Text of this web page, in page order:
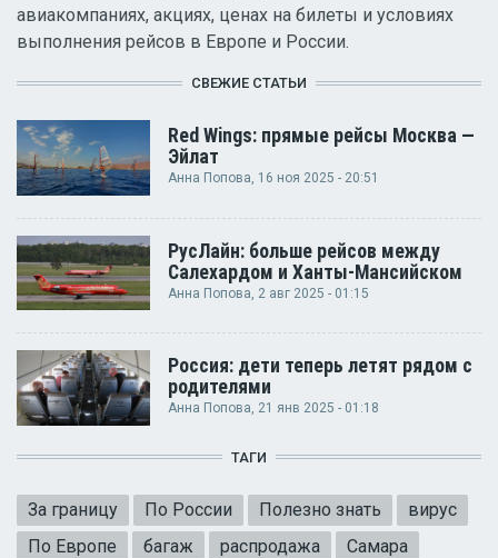
авиакомпаниях, акциях, ценах на билеты и условиях
выполнения рейсов в Европе и России.
СВЕЖИЕ СТАТЬИ
Red Wings: прямые рейсы Москва —
Эйлат
Анна Попова, 16 ноя 2025 - 20:51
РусЛайн: больше рейсов между
Салехардом и Ханты-Мансийском
Анна Попова , 2 авг 2025 - 01:15
Россия: дети теперь летят рядом с
родителями
Анна Попова, 21 янв 2025 - 01:18
ТАГИ
За границу По России Полезно знать
вирус
По Европе
багаж распродажа
Самара